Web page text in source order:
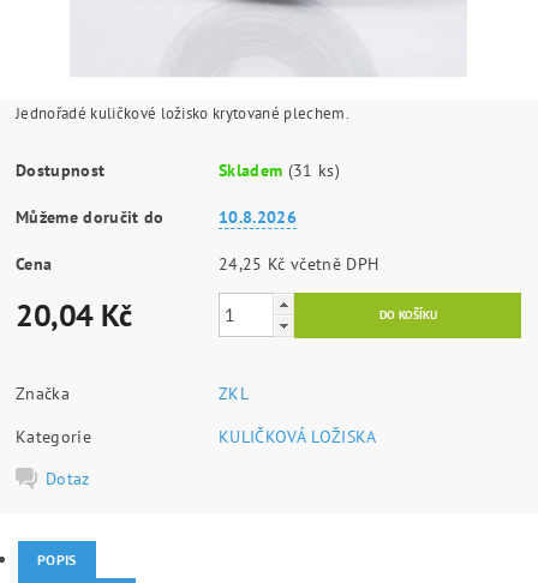
Jednořadé kuličkové ložisko krytované plechem.
Dostupnost Skladem (31 ks)
Můžeme doručit do 10.8.2026
Cena 24,25 Kč včetně DPH
20,04 Kč
Značka
ZKL
Kategorie
KULIČKOVÁ LOŽISKA
Dotaz
POPIS